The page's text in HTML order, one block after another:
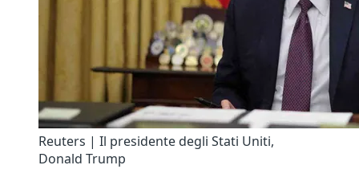
Reuters | Il presidente degli Stati Uniti,
Donald Trump